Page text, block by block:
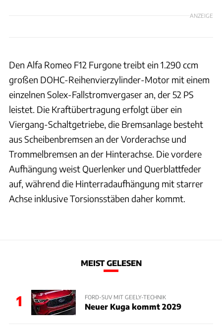
ANZEIGE
Den Alfa Romeo F12 Furgone treibt ein 1.290 ccm
großen DOHC-Reihenvierzylinder-Motor mit einem
einzelnen Solex-Fallstromvergaser an, der 52 PS
leistet. Die Kraftübertragung erfolgt über ein
Viergang-Schaltgetriebe, die Bremsanlage besteht
aus Scheibenbremsen an der Vorderachse und
Trommelbremsen an der Hinterachse. Die vordere
Aufhängung weist Querlenker und Querblattfeder
auf, während die Hinterradaufhängung mit starrer
Achse inklusive Torsionsstäben daher kommt.
MEIST GELESEN
1 FORD-SUV MIT GEELY-TECHNIK
Neuer Kuga kommt 2029